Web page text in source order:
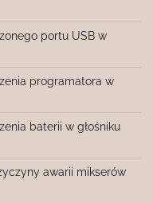
portu USB w
programatora w
baterii w głośniku
awarii mikserów